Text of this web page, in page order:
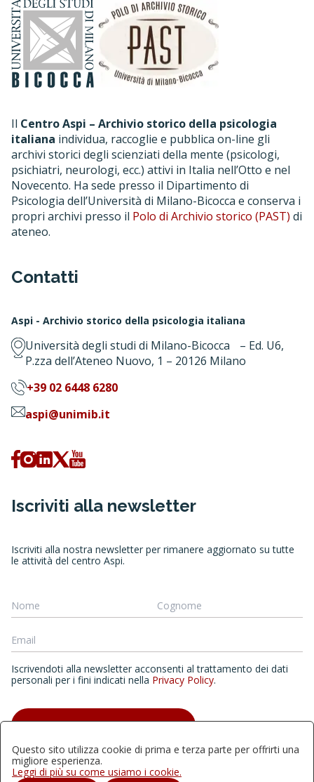
Il Centro Aspi – Archivio storico della psicologia
italiana individua, raccoglie e pubblica on-line gli
archivi storici degli scienziati della mente (psicologi,
psichiatri, neurologi, ecc.) attivi in Italia nell’Otto e nel
Novecento. Ha sede presso il Dipartimento di
Psicologia dell’Università di Milano-Bicocca e conserva i
propri archivi presso il Polo di Archivio storico (PAST) di
ateneo.
Contatti
Aspi - Archivio storico della psicologia italiana
Università degli studi di Milano-Bicocca – Ed. U6,
P.zza dell’Ateneo Nuovo, 1 – 20126 Milano
+39 02 6448 6280
aspi@unimib.it
Iscriviti alla newsletter
Iscriviti alla nostra newsletter per rimanere aggiornato su tutte
le attività del centro Aspi.
Iscrivendoti alla newsletter acconsenti al trattamento dei dati
personali per i fini indicati nella Privacy Policy.
ISCRIVITI ALLA NEWSLETTER
Questo sito utilizza cookie di prima e terza parte per offrirti una
migliore esperienza.
Leggi di più su come usiamo i cookie.